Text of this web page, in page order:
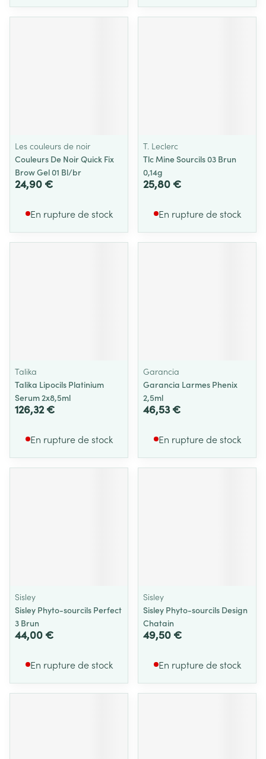
Les couleurs de noir
Couleurs De Noir Quick Fix
Brow Gel 01 Bl/br
24,90 €
En rupture de stock
T. Leclerc
Tlc Mine Sourcils 03 Brun
0,14g
25,80 €
En rupture de stock
Talika
Talika Lipocils Platinium
Serum 2x8,5ml
126,32 €
En rupture de stock
Garancia
Garancia Larmes Phenix
2,5ml
46,53 €
En rupture de stock
Sisley
Sisley Phyto-sourcils Perfect
3 Brun
44,00 €
En rupture de stock
Sisley
Sisley Phyto-sourcils Design
Chatain
49,50 €
En rupture de stock